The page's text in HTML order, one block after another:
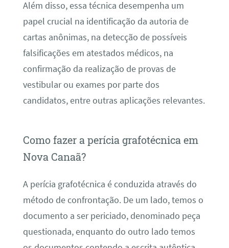
Além disso, essa técnica desempenha um
papel crucial na identificação da autoria de
cartas anônimas, na detecção de possíveis
falsificações em atestados médicos, na
confirmação da realização de provas de
vestibular ou exames por parte dos
candidatos, entre outras aplicações relevantes.
Como fazer a perícia grafotécnica em
Nova Canaã?
A perícia grafotécnica é conduzida através do
método de confrontação. De um lado, temos o
documento a ser periciado, denominado peça
questionada, enquanto do outro lado temos